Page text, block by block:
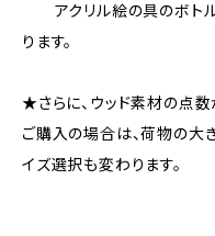
アクリル絵の具のボトル
ります。
★さらに、ウッド素材の点
ご購入の場合は、荷物の大
イズ選択も変わります。